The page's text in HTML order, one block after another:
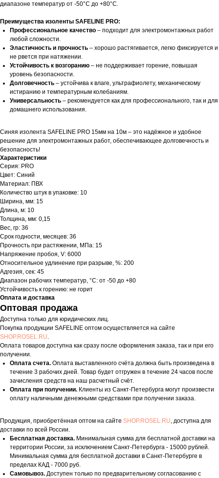
диапазоне температур от -50°C до +80°C.
Преимущества изоленты SAFELINE PRO:
Профессиональное качество – подходит для электромонтажных работ
любой сложности.
Эластичность и прочность – хорошо растягивается, легко фиксируется и
не рвется при натяжении.
Устойчивость к возгоранию – не поддерживает горение, повышая
уровень безопасности.
Долговечность – устойчива к влаге, ультрафиолету, механическому
истиранию и температурным колебаниям.
Универсальность – рекомендуется как для профессионального, так и для
домашнего использования.
Синяя изолента SAFELINE PRO 15мм на 10м – это надёжное и удобное
решение для электромонтажных работ, обеспечивающее долговечность и
безопасность!
Характеристики
Серия: PRO
Цвет: Синий
Материал: ПВХ
Количество штук в упаковке: 10
Ширина, мм: 15
Длина, м: 10
Толщина, мм: 0,15
Вес, гр: 36
Срок годности, месяцев: 36
Прочность при растяжении, МПа: 15
Напряжение пробоя, V: 6000
Относительное удлинение при разрыве, %: 200
Адгезия, сек: 45
Диапазон рабочих температур, °С: от -50 до +80
Устойчивость к горению: не горит
Оплата и доставка
Оптовая продажа
Доступна только для юридических лиц.
Покупка продукции SAFELINE оптом осуществляется на сайте
SHOP.ROSEL.RU.
Оплата товаров доступна как сразу после оформления заказа, так и при его
получении.
Оплата счета. Оплата выставленного счёта должна быть произведена в
течение 3 рабочих дней. Товар будет отгружен в течение 24 часов после
зачисления средств на наш расчетный счёт.
Оплата при получении. Клиенты из Санкт-Петербурга могут произвести
оплату наличными денежными средствами при получении заказа.
Продукция, приобретённая оптом на сайте SHOP.ROSEL.RU, доступна для
доставки по всей России.
Бесплатная доставка. Минимальная сумма для бесплатной доставки на
территории России, за исключением Санкт-Петербурга - 15000 рублей.
Минимальная сумма для бесплатной доставки в Санкт-Петербурге в
пределах КАД - 7000 руб.
Самовывоз. Доступен только по предварительному согласованию с